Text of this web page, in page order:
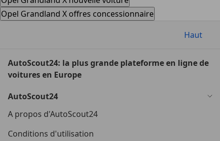
Opel Grandland X offres concessionnaire
Haut
AutoScout24: la plus grande plateforme en ligne de
voitures en Europe
AutoScout24
A propos d'AutoScout24
Conditions d'utilisation